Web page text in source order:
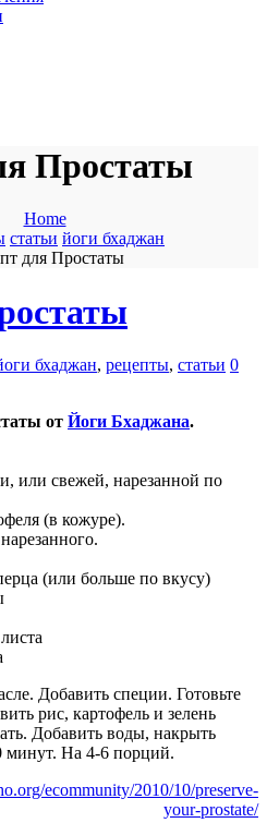
Простаты
Home
статьи йоги бхаджан
для Простаты
бхаджан, рецепты, статьи 0
от Йоги Бхаджана.
или свежей, нарезанной по
(в кожуре).
(или больше по вкусу)
Добавить специи. Готовьте
рис, картофель и зелень
Добавить воды, накрыть
минут. На 4-6 порций.
ecommunity/2010/10/preserve-
your-prostate/